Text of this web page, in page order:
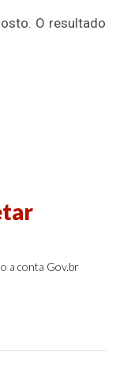
O resultado
a conta Gov.br